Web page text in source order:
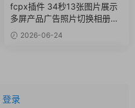
fcpx插件 34秒13张图片展示
多屏产品广告照片切换相册轮
播 2026-06-24
登录